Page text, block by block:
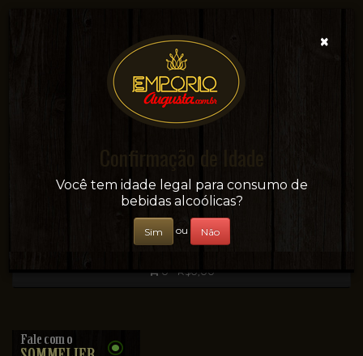
Sua conveniência e adega on-line!
0 - R$0,00
×
Confirmação de Idade
Você tem idade legal para consumo de
bebidas alcoólicas?
Sim ou Não